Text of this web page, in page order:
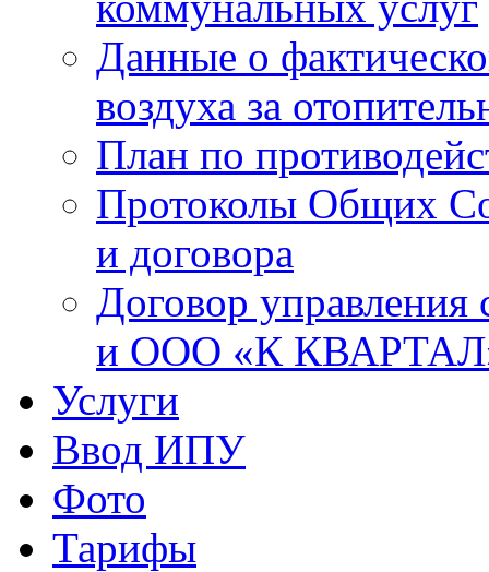
Данные о
воздуха за
План по
Протоколы Общих
и договора
Договор управления
и ООО «К
Услуги
Ввод ИПУ
Фото
Тарифы